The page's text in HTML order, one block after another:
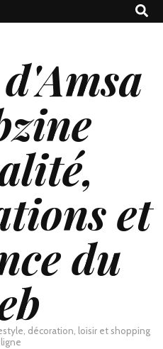
et
du
décoration, loisir et shopping